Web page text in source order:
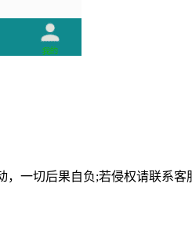
一切后果自负;若侵权请联系客